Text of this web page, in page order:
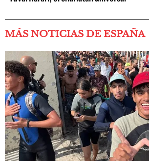
MÁS NOTICIAS DE ESPAÑA